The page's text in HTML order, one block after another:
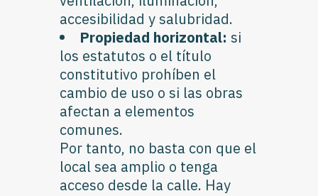
accesibilidad y salubridad.
Propiedad horizontal: si
los estatutos o el título
constitutivo prohíben el
cambio de uso o si las obras
afectan a elementos
comunes.
Por tanto, no basta con que el
local sea amplio o tenga
acceso desde la calle. Hay